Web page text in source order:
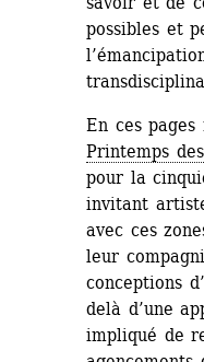
possibles et
En ces
Printemps
pour la
invitant
avec ces
leur
conceptions
delà d’une
impliqué de